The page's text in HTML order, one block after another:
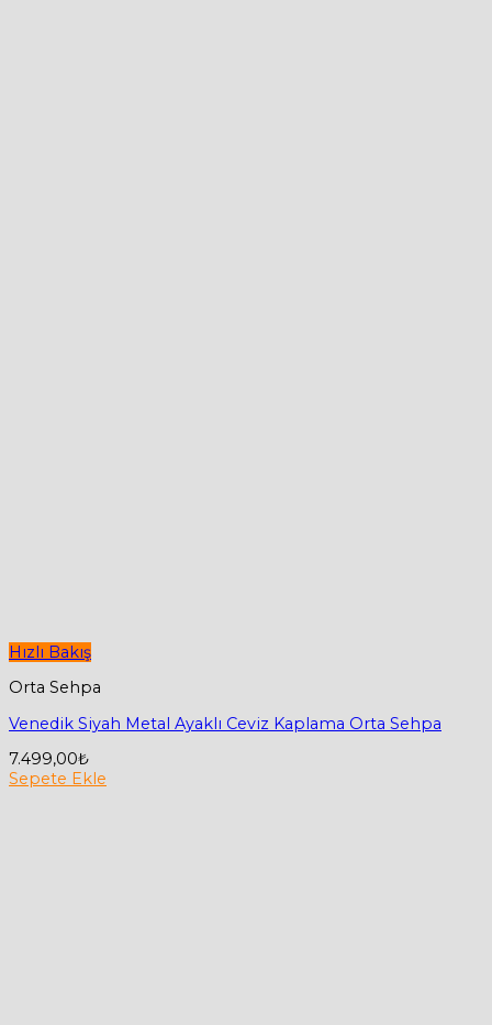
Hızlı Bakış
Orta Sehpa
Venedik Siyah Metal Ayaklı Ceviz Kaplama Orta Sehpa
7.499,00₺
Sepete Ekle